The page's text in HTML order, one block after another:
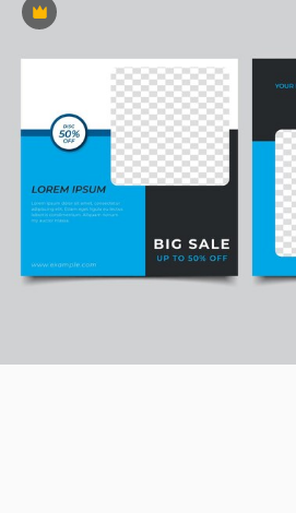
Premium